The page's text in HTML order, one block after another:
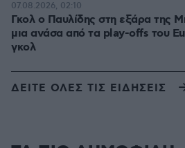
Γκολ ο Παυλίδης στη εξάρα της
μια ανάσα από τα play-offs του
γκολ
07.08.2026, 02:10
ΔΕΙΤΕ ΟΛΕΣ ΤΙΣ ΕΙΔΗΣΕΙΣ